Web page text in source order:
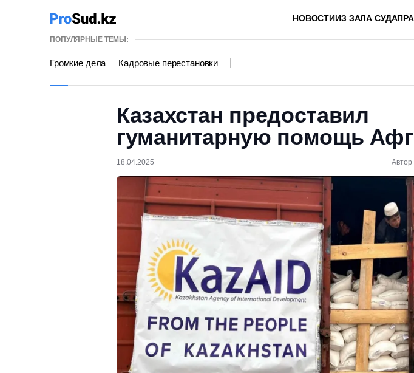
НОВОСТИИЗ ЗАЛА СУДА
ПОПУЛЯРНЫЕ ТЕМЫ:
Громкие дела Кадровые перестановки
Казахстан предоставил
гуманитарную помощь
18.04.2025 Автор